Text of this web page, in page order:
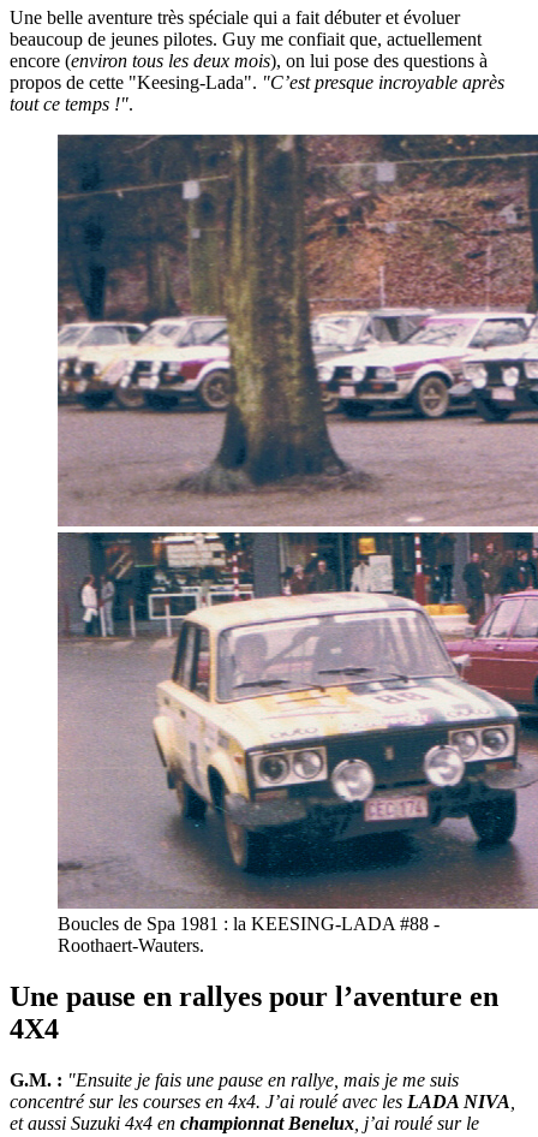
Une belle aventure très spéciale qui a fait débuter et évoluer
beaucoup de jeunes pilotes. Guy me confiait que, actuellement
encore (environ tous les deux mois), on lui pose des questions à
propos de cette "Keesing-Lada". "C’est presque incroyable après
tout ce temps !".
Boucles de Spa 1981 : la KEESING-LADA #88 -
Roothaert-Wauters.
Une pause en rallyes pour l’aventure en
4X4
G.M. : "Ensuite je fais une pause en rallye, mais je me suis
concentré sur les courses en 4x4. J’ai roulé avec les LADA NIVA
et aussi Suzuki 4x4 en championnat Benelux , j’ai roulé sur le